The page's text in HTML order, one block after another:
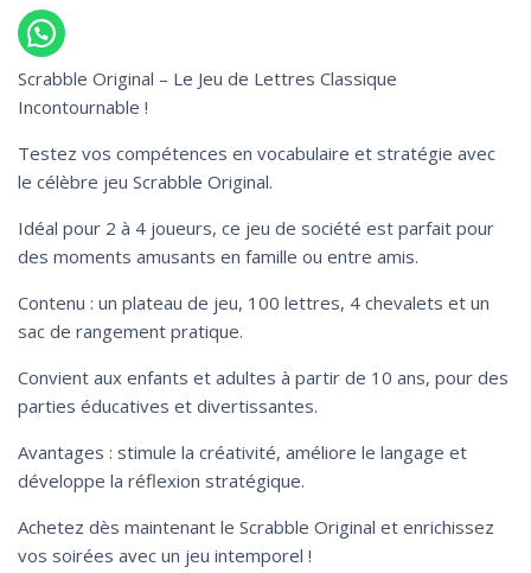
Scrabble Original – Le Jeu de Lettres Classique
Incontournable !
Testez vos compétences en vocabulaire et stratégie avec
le célèbre jeu Scrabble Original.
Idéal pour 2 à 4 joueurs, ce jeu de société est parfait pour
des moments amusants en famille ou entre amis.
Contenu : un plateau de jeu, 100 lettres, 4 chevalets et un
sac de rangement pratique.
Convient aux enfants et adultes à partir de 10 ans, pour des
parties éducatives et divertissantes.
Avantages : stimule la créativité, améliore le langage et
développe la réflexion stratégique.
Achetez dès maintenant le Scrabble Original et enrichissez
vos soirées avec un jeu intemporel !